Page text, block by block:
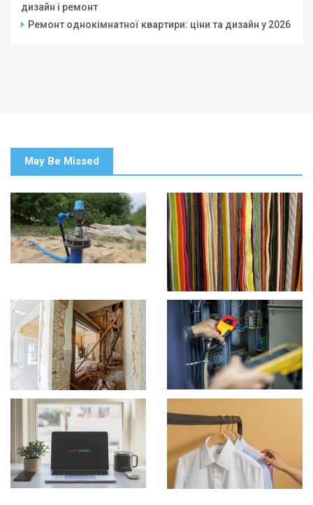
дизайн і ремонт
Ремонт однокімнатної квартири: ціни та дизайн у 2026
May Be Missed